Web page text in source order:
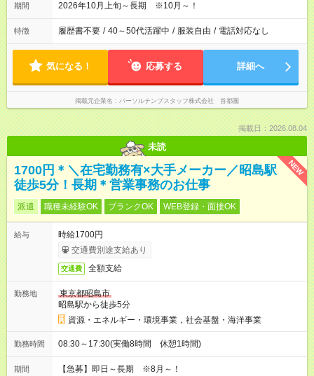
期間 2026年10月上旬～長期 ※10月～！
特徴 履歴書不要 / 40～50代活躍中 / 服装自由 / 電話対応なし
気になる！ 応募する 詳細へ
掲載元企業名 パーソルテンプスタッフ株式会社 首都圏
掲載日：2026.08.04
未読
NEW
1700円＊＼在宅勤務有×大手メーカー／昭島駅
徒歩5分！長期＊営業事務のお仕事
派遣 職種未経験OK ブランクOK WEB登録・面接OK
給与
時給1700円
交通費別途支給あり
交通費 全額支給
勤務地
東京都昭島市
昭島駅から徒歩5分
資源・エネルギー・環境事業，社会基盤・海洋事業
勤務時間 08:30～17:30(実働8時間 休憩1時間)
期間 【急募】即日～長期 ※8月～！